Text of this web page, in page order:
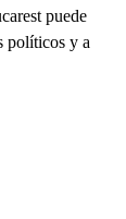
puede
políticos y a